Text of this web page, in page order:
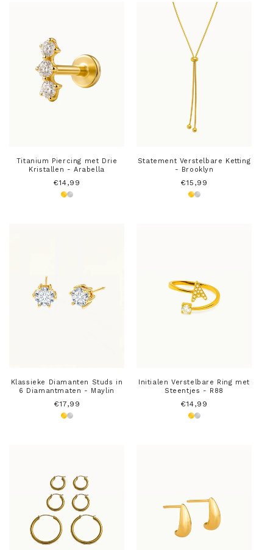
Titanium Piercing met Drie
Kristallen - Arabella
Normale
prijs
€14,99
Statement Verstelbare Ketting
- Brooklyn
Normale
prijs
€15,99
Klassieke Diamanten Studs in
6 Diamantmaten - Maylin
Normale
prijs
€17,99
Initialen Verstelbare Ring met
Steentjes - R88
Normale
prijs
€14,99